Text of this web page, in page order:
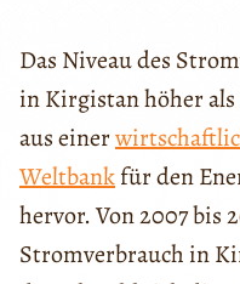
Das Niveau des
in Kirgistan höher
aus einer
Weltbankfür den
hervor. Von 2007 bis
Stromverbrauch in